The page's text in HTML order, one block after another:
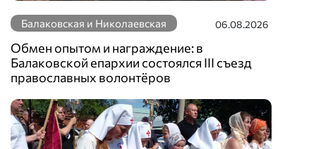
Балаковская и Николаевская 06.08.2026
Обмен опытом и награждение: в
Балаковской епархии состоялся III съезд
православных волонтёров